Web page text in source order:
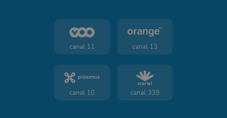
canal 11 canal 13
canal 10 canal 339